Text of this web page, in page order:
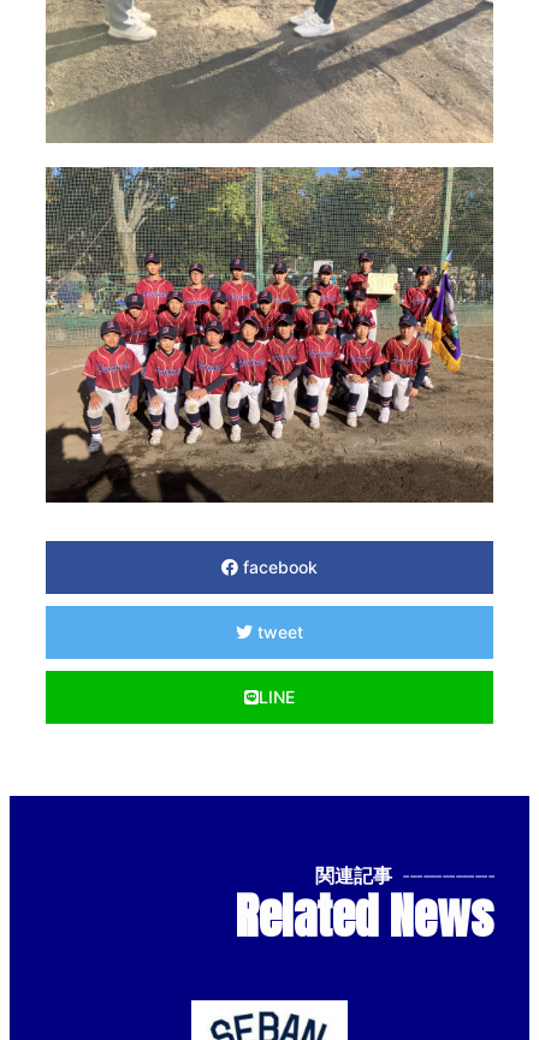
facebook
tweet
LINE
関連記事 --------------
Related News